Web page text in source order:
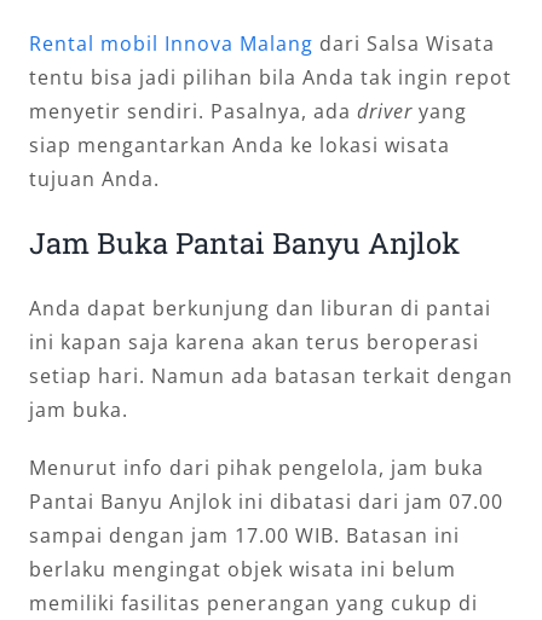
Rental mobil Innova Malang dari Salsa Wisata
tentu bisa jadi pilihan bila Anda tak ingin repot
menyetir sendiri. Pasalnya, ada driveryang
siap mengantarkan Anda ke lokasi wisata
tujuan Anda.
Jam Buka Pantai Banyu Anjlok
Anda dapat berkunjung dan liburan di pantai
ini kapan saja karena akan terus beroperasi
setiap hari. Namun ada batasan terkait dengan
jam buka.
Menurut info dari pihak pengelola, jam buka
Pantai Banyu Anjlok ini dibatasi dari jam 07.00
sampai dengan jam 17.00 WIB. Batasan ini
berlaku mengingat objek wisata ini belum
memiliki fasilitas penerangan yang cukup di